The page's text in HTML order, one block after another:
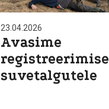
23.04.2026
Avasime
registreerimise
suvetalgutele